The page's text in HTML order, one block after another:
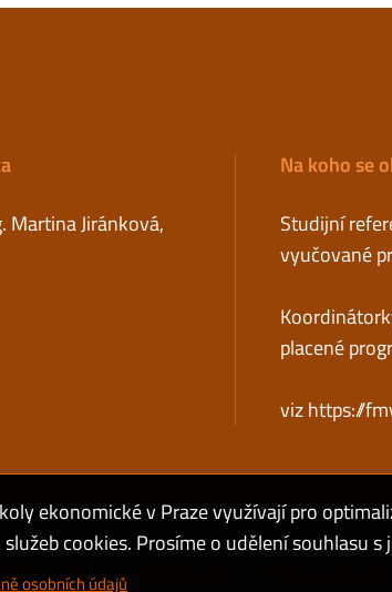
Martina Jiránková,
Na koho se
Studijní
vyučované
placené
vizhttps://
Cookies a ochrana osobních údajů
ekonomické v Praze využívají pro
cookies. Prosíme o udělení souhlasu s
osobních údajů